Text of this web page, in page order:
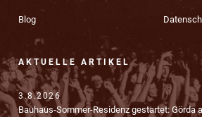
Blog
AKTUELLE ARTIKEL
3.8.2026
Bauhaus-Sommer-Residenz gestartet: Görda